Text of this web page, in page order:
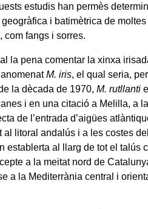
estudis han permès
i batimètrica de
com fangs i sorres.
la pena comentar la xinxa
anomenatM. iris, el qual seria,
la dècada de 1970,M. rutllanti
i en una citació a Melilla, a
de l’entrada d’aigües
al litoral andalús i a les costes
establerta al llarg de tot el talús
a la meitat nord de
a la Mediterrània central i